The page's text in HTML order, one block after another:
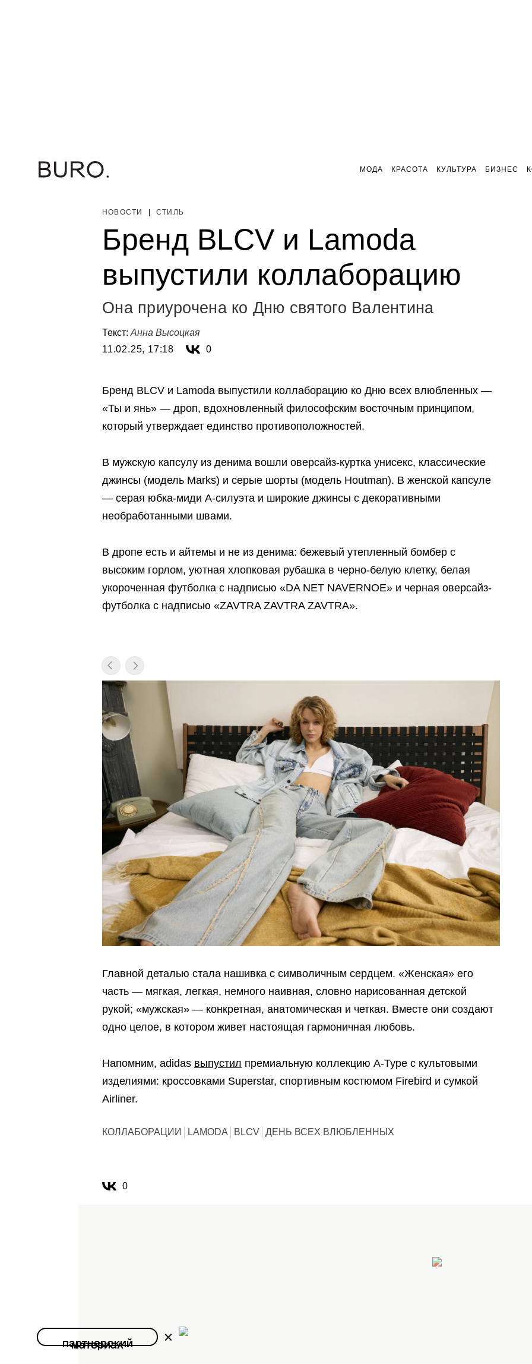
МОДА КРАСОТА КУЛЬТУРА БИЗНЕС
НОВОСТИ СТИЛЬ
Бренд BLCV и Lamoda
выпустили коллаборацию
Она приурочена ко Дню святого Валентина
Текст: Анна Высоцкая
11.02.25, 17:18
0
Бренд BLCV и Lamoda выпустили коллаборацию ко Дню всех влюбленных —
«Ты и янь» — дроп, вдохновленный философским восточным принципом,
который утверждает единство противоположностей.
В мужскую капсулу из денима вошли оверсайз-куртка унисекс, классические
джинсы (модель Marks) и серые шорты (модель Houtman). В женской капсуле
— серая юбка-миди А-силуэта и широкие джинсы с декоративными
необработанными швами.
В дропе есть и айтемы и не из денима: бежевый утепленный бомбер с
высоким горлом, уютная хлопковая рубашка в черно-белую клетку, белая
укороченная футболка с надписью «DA NET NAVERNOE» и черная оверсайз-
футболка с надписью «ZAVTRA ZAVTRA ZAVTRA».
Главной деталью стала нашивка с символичным сердцем. «Женская» его
часть — мягкая, легкая, немного наивная, словно нарисованная детской
рукой; «мужская» — конкретная, анатомическая и четкая. Вместе они создают
одно целое, в котором живет настоящая гармоничная любовь.
Напомним, adidas выпустил премиальную коллекцию A-Type с культовыми
изделиями: кроссовками Superstar, спортивным костюмом Firebird и сумкой
Airliner.
КОЛЛАБОРАЦИИ LAMODA BLCV ДЕНЬ ВСЕХ ВЛЮБЛЕННЫХ
0
партнерский
материал